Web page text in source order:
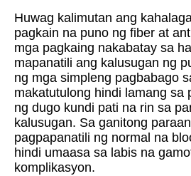
Huwag kalimutan ang
pagkain na puno ng fiber at
mga pagkaing nakabatay sa
mapanatili ang kalusugan ng
ng mga simpleng pagbabago
makatutulong hindi lamang sa
ng dugo kundi pati na rin sa
kalusugan. Sa ganitong
pagpapanatili ng normal na
hindi umaasa sa labis na
komplikasyon.